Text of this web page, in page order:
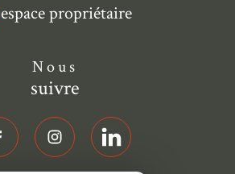
espace propriétaire
Nous
suivre